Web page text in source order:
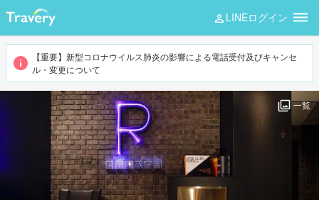
LINEログイン
【重要】新型コロナウイルス肺炎の影響による電話受付及びキャンセ
ル・変更について
一覧